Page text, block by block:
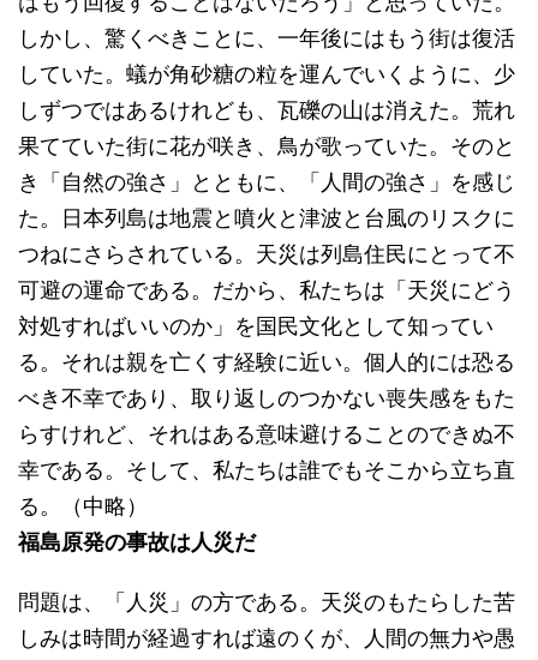
しかし、驚くべきことに、一年後にはもう街は復活
していた。蟻が角砂糖の粒を運んでいくように、少
しずつではあるけれども、瓦礫の山は消えた。荒れ
果てていた街に花が咲き、鳥が歌っていた。そのと
き「自然の強さ」とともに、「人間の強さ」を感じ
た。日本列島は地震と噴火と津波と台風のリスクに
つねにさらされている。天災は列島住民にとって不
可避の運命である。だから、私たちは「天災にどう
対処すればいいのか」を国民文化として知ってい
る。それは親を亡くす経験に近い。個人的には恐る
べき不幸であり、取り返しのつかない喪失感をもた
らすけれど、それはある意味避けることのできぬ不
幸である。そして、私たちは誰でもそこから立ち直
る。（中略）
福島原発の事故は人災だ
問題は、「人災」の方である。天災のもたらした苦
しみは時間が経過すれば遠のくが、人間の無力や愚